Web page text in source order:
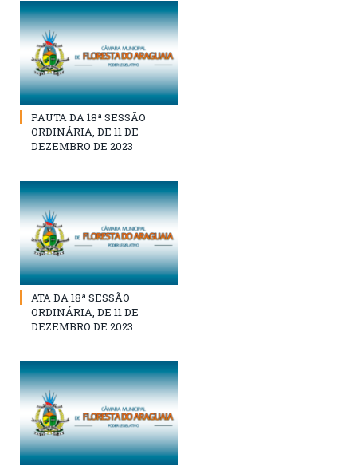
PAUTA DA 18ª SESSÃO
ORDINÁRIA, DE 11 DE
DEZEMBRO DE 2023
ATA DA 18ª SESSÃO
ORDINÁRIA, DE 11 DE
DEZEMBRO DE 2023